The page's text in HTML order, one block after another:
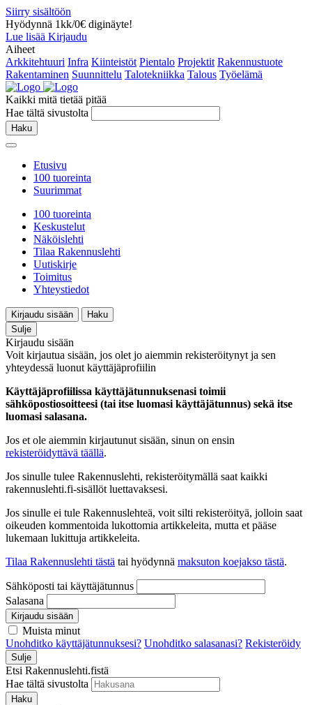
Siirry sisältöön
Hyödynnä 1kk/0€ diginäyte!
Lue lisää Kirjaudu
Aiheet
Arkkitehtuuri Infra Kiinteistöt Pientalo Projektit Rakennustuote
Rakentaminen Suunnittelu Talotekniikka Talous Työelämä
Kaikki mitä tietää pitää
Hae tältä sivustolta
Haku
Etusivu
100 tuoreinta
Suurimmat
100 tuoreinta
Keskustelut
Näköislehti
Tilaa Rakennuslehti
Uutiskirje
Toimitus
Yhteystiedot
Kirjaudu sisään
Haku
Sulje
Kirjaudu sisään
Voit kirjautua sisään, jos olet jo aiemmin rekisteröitynyt ja sen
yhteydessä luonut käyttäjäprofiilin
Käyttäjäprofiilissa käyttäjätunnuksenasi toimii
sähköpostiosoitteesi (tai itse luomasi käyttäjätunnus) sekä itse
luomasi salasana.
Jos et ole aiemmin kirjautunut sisään, sinun on ensin
rekisteröidyttävä täällä.
Jos sinulle tulee Rakennuslehti, rekisteröitymällä saat kaikki
rakennuslehti.fi-sisällöt luettavaksesi.
Jos sinulle ei tule Rakennuslehteä, voit silti rekisteröityä, jolloin saat
oikeuden kommentoida lukottomia artikkeleita, mutta et pääse
lukemaan lukittuja artikkeleita.
Tilaa Rakennuslehti tästä tai hyödynnä maksuton koejakso tästä.
Sähköposti tai käyttäjätunnus
Salasana
Kirjaudu sisään
Muista minut
Unohditko käyttäjätunnuksesi? Unohditko salasanasi? Rekisteröidy
Sulje
Etsi Rakennuslehti.fistä
Hae tältä sivustolta
Haku